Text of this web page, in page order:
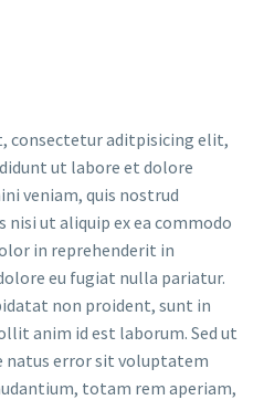
consectetur aditpisicing elit,
ut labore et dolore
veniam, quis nostrud
ut aliquip ex ea commodo
in reprehenderit in
eu fugiat nulla pariatur.
non proident, sunt in
anim id est laborum. Sed ut
natus error sit voluptatem
totam rem aperiam,